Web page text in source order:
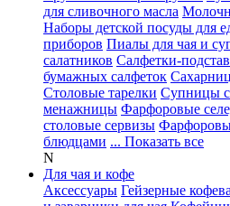
для сливочного масла
Наборы детской посуды для
приборов Пиалы для чая и
салатников Салфетки-
бумажных салфеток
Столовые тарелки Супницы
менажницы Фарфоровые
столовые сервизы
блюдцами ... Показать все
N
Для чая и кофе
Аксессуары Гейзерные